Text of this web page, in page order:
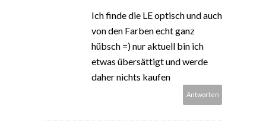
Ich finde die LE optisch und auch
von den Farben echt ganz
hübsch =) nur aktuell bin ich
etwas übersättigt und werde
daher nichts kaufen
Antworten